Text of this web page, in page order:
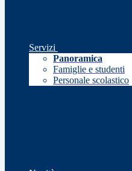
Servizi
Panoramica
Famiglie e studenti
Personale scolastico